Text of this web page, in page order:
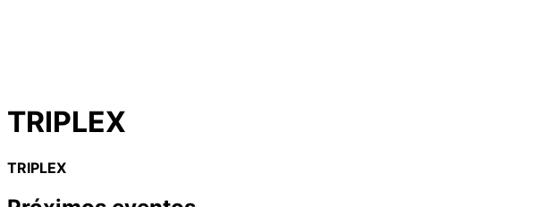
TRIPLEX
TRIPLEX